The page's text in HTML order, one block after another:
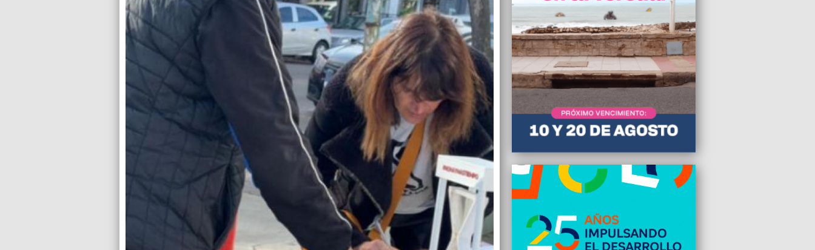
Taxistas reclaman la reducción de las tasas
para cambio de titularidad de licencias
14/06/2025 22:43
Milei acelera el achique del Estado, INTA, el
INTI, ANMAT y el Instituto del Cáncer en la mira
14/06/2025 22:41
El Partido Obrero participará de la
movilización del miércoles a Comodoro Py